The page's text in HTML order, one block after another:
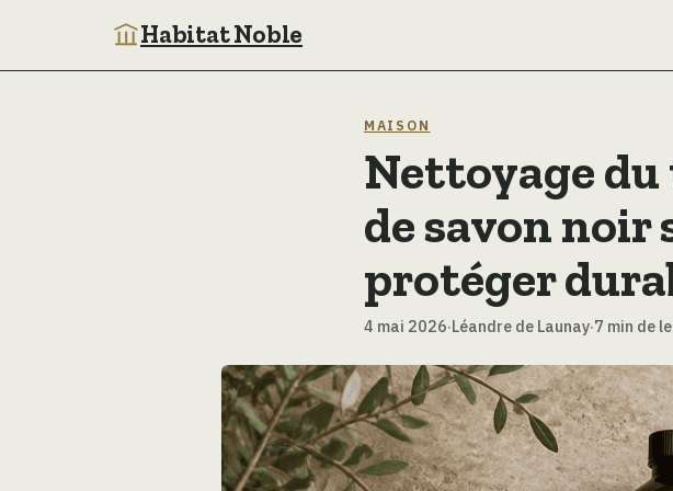
Habitat Noble
MAISON
Nettoyage
de savon
protéger
4 mai 2026·Léandre de Launay·7 min de